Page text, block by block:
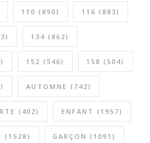
110 (890) 116 (883)
134 (862)
152 (546) 158 (504)
AUTOMNE (742)
(402) ENFANT (1957)
(1528) GARÇON (1091)